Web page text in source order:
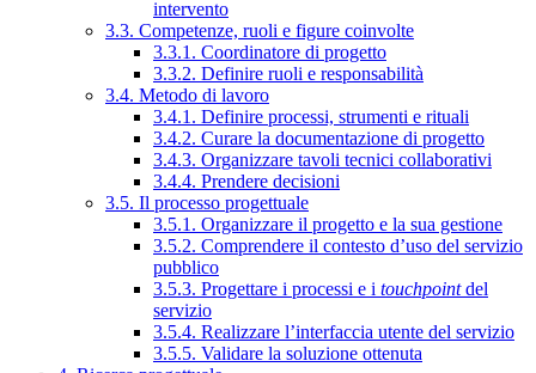
intervento
3.3. Competenze, ruoli e figure coinvolte
3.3.1. Coordinatore di progetto
3.3.2. Definire ruoli e responsabilità
3.4. Metodo di lavoro
3.4.1. Definire processi, strumenti e rituali
3.4.2. Curare la documentazione di progetto
3.4.3. Organizzare tavoli tecnici collaborativi
3.4.4. Prendere decisioni
3.5. Il processo progettuale
3.5.1. Organizzare il progetto e la sua gestione
3.5.2. Comprendere il contesto d’uso del servizio
pubblico
3.5.3. Progettare i processi e i touchpointdel
servizio
3.5.4. Realizzare l’interfaccia utente del servizio
3.5.5. Validare la soluzione ottenuta